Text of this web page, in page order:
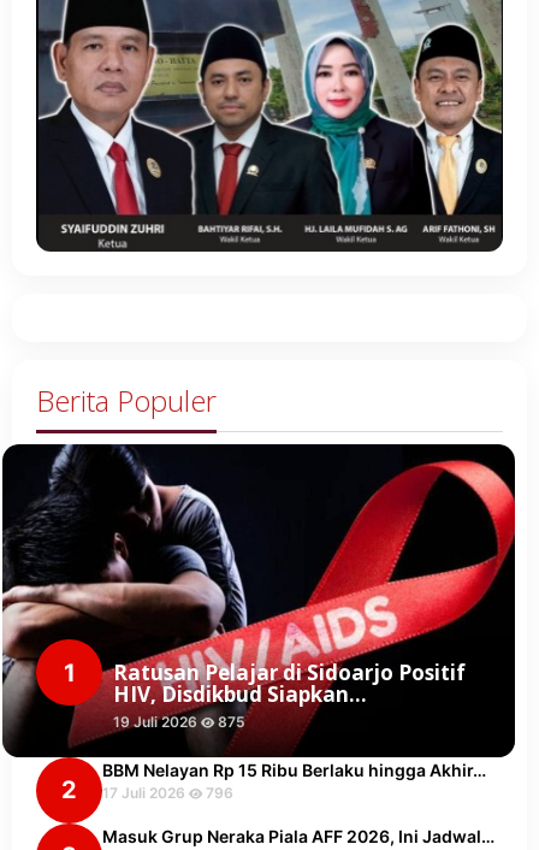
Berita Populer
1 Ratusan Pelajar di Sidoarjo Positif
HIV, Disdikbud Siapkan…
19 Juli 2026 875
2
BBM Nelayan Rp 15 Ribu Berlaku hingga Akhir…
17 Juli 2026 796
Masuk Grup Neraka Piala AFF 2026, Ini Jadwal…